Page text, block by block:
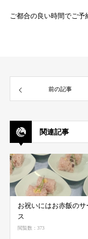
ご都合の良い時間でご予
前の記事
関連記事
お祝いにはお赤飯のサ
ス
閲覧数：373